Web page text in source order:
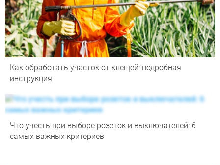
Как обработать участок от клещей: подробная
инструкция
Что учесть при выборе розеток и выключателей: 6
самых важных критериев